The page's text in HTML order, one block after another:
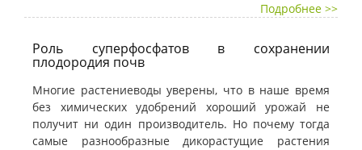
Подробнее >>
Роль суперфосфатов в сохранении
плодородия почв
Многие растениеводы уверены, что в наше время
без химических удобрений хороший урожай не
получит ни один производитель. Но почему тогда
самые разнообразные дикорастущие растения